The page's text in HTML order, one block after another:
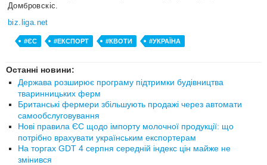
Домбровскіс.
biz.liga.net
#ЄС #ЕКСПОРТ #КВОТИ #УКРАЇНА
Останні новини:
Держава розширює програму підтримки будівництва
тваринницьких ферм
Британські фермери збільшують продажі через автомати
самообслуговування
Нові правила ЄС щодо імпорту молочної продукції: що
потрібно врахувати українським експортерам
На торгах GDT 4 серпня середній індекс цін майже не
змінився